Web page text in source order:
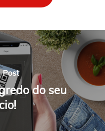
Post
do seu